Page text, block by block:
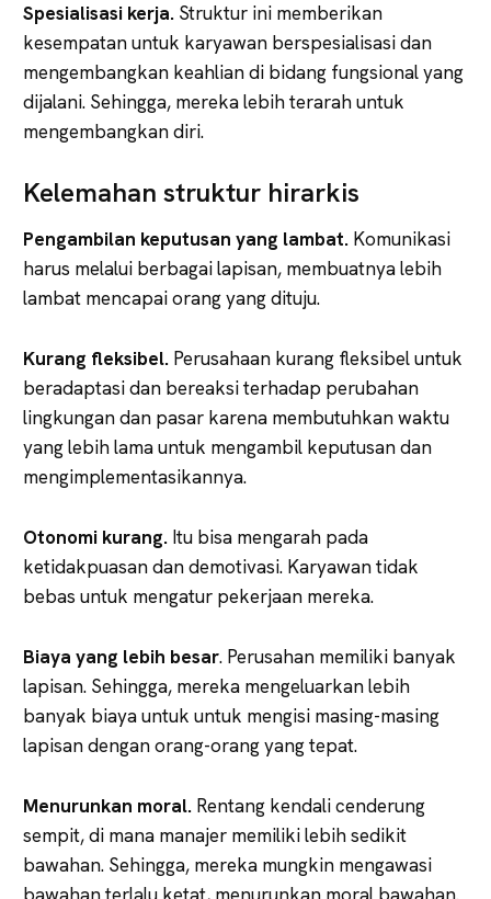
Spesialisasi kerja. Struktur ini memberikan
kesempatan untuk karyawan berspesialisasi dan
mengembangkan keahlian di bidang fungsional yang
dijalani. Sehingga, mereka lebih terarah untuk
mengembangkan diri.
Kelemahan struktur hirarkis
Pengambilan keputusan yang lambat. Komunikasi
harus melalui berbagai lapisan, membuatnya lebih
lambat mencapai orang yang dituju.
Kurang fleksibel. Perusahaan kurang fleksibel untuk
beradaptasi dan bereaksi terhadap perubahan
lingkungan dan pasar karena membutuhkan waktu
yang lebih lama untuk mengambil keputusan dan
mengimplementasikannya.
Otonomi kurang. Itu bisa mengarah pada
ketidakpuasan dan demotivasi. Karyawan tidak
bebas untuk mengatur pekerjaan mereka.
Biaya yang lebih besar. Perusahan memiliki banyak
lapisan. Sehingga, mereka mengeluarkan lebih
banyak biaya untuk untuk mengisi masing-masing
lapisan dengan orang-orang yang tepat.
Menurunkan moral. Rentang kendali cenderung
sempit, di mana manajer memiliki lebih sedikit
bawahan. Sehingga, mereka mungkin mengawasi